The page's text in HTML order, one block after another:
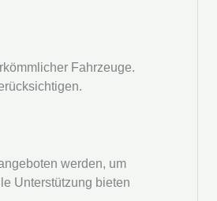
Fahrzeuge.
werden, um
Unterstützung bieten